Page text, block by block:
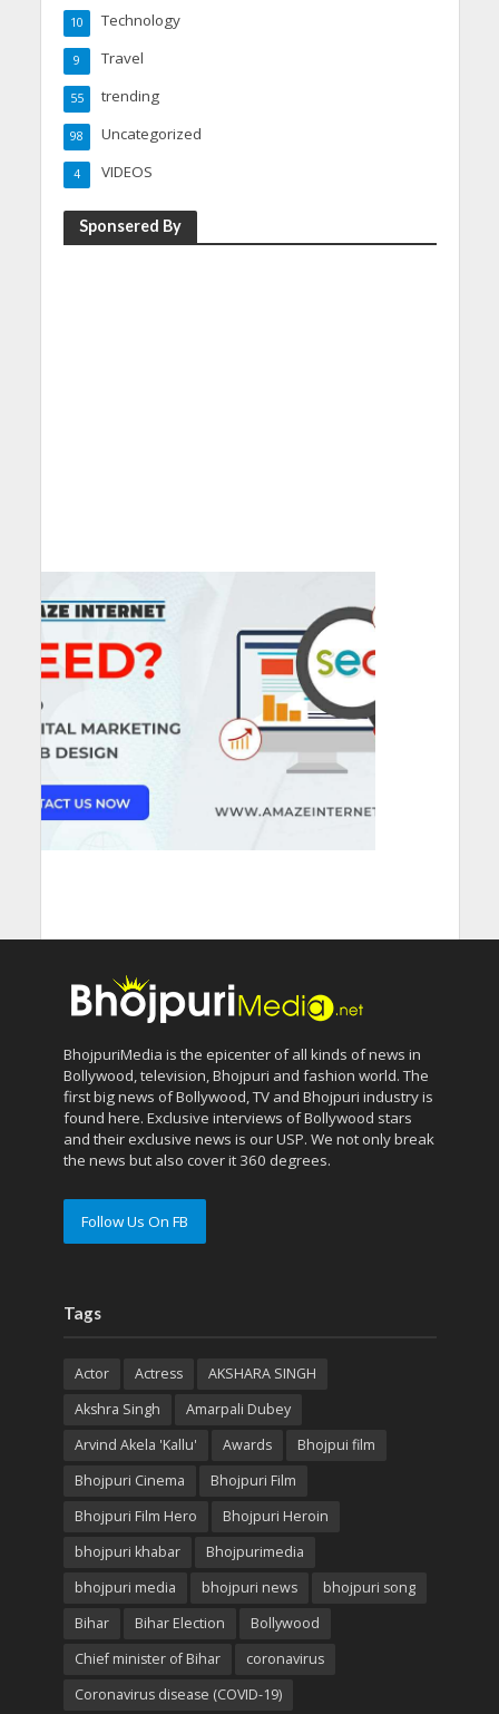
Technology
10
Travel
9
trending
55
Uncategorized
98
VIDEOS
4
Sponsered By
BhojpuriMedia is the epicenter of all kinds of news in
Bollywood, television, Bhojpuri and fashion world. The
first big news of Bollywood, TV and Bhojpuri industry is
found here. Exclusive interviews of Bollywood stars
and their exclusive news is our USP. We not only break
the news but also cover it 360 degrees.
Follow Us On FB
Tags
Actor Actress
AKSHARA SINGH
Akshra Singh
Amarpali Dubey
Arvind Akela 'Kallu'
Awards
Bhojpui film
Bhojpuri Cinema
Bhojpuri Film
Bhojpuri Film Hero
Bhojpuri Heroin
bhojpuri khabar
Bhojpurimedia
bhojpuri media
bhojpuri news
bhojpuri song
Bihar
Bihar Election
Bollywood
Chief minister of Bihar
coronavirus
Coronavirus disease (COVID-19)